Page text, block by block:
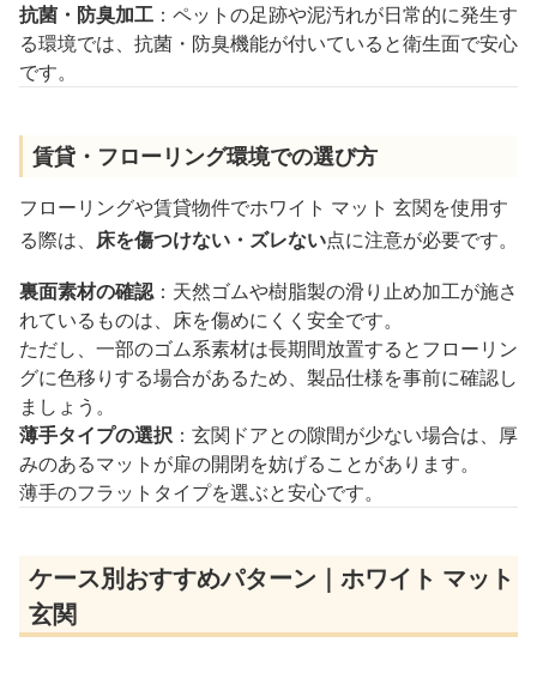
抗菌・防臭加工 ：ペットの足跡や泥汚れが日常的に発生す
る環境では、抗菌・防臭機能が付いていると衛生面で安心
です。
賃貸・フローリング環境での選び方
フローリングや賃貸物件でホワイト マット 玄関を使用す
る際は、 床を傷つけない・ズレない点に注意が必要です。
裏面素材の確認：天然ゴムや樹脂製の滑り止め加工が施さ
れているものは、床を傷めにくく安全です。
ただし、一部のゴム系素材は長期間放置するとフローリン
グに色移りする場合があるため、製品仕様を事前に確認し
ましょう。
薄手タイプの選択 ：玄関ドアとの隙間が少ない場合は、厚
みのあるマットが扉の開閉を妨げることがあります。
薄手のフラットタイプを選ぶと安心です。
ケース別おすすめパターン｜ホワイト マット
玄関